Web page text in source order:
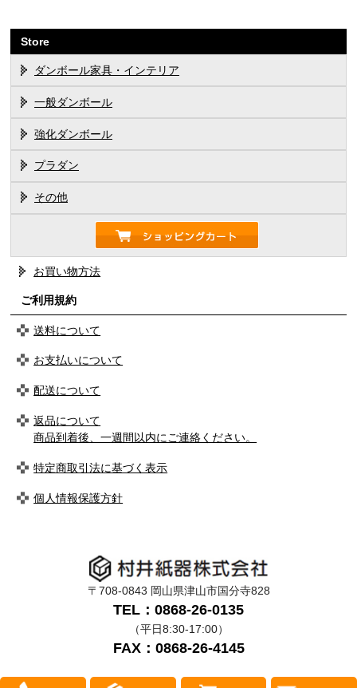
Store
ダンボール家具・インテリア
一般ダンボール
強化ダンボール
プラダン
その他
お買い物方法
ご利用規約
送料について
お支払いについて
配送について
返品について
商品到着後、一週間以内にご連絡ください。
特定商取引法に基づく表示
個人情報保護方針
〒708-0843 岡山県津山市国分寺828
TEL：0868-26-0135
（平日8:30-17:00）
FAX：0868-26-4145